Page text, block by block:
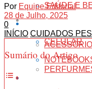
SAÚDE E
CELULAR
CUIDADOS
Por Equipe Editorial
28 de Julho, 2025
0
INÍCIO CUIDADOS
Sumário do Artigo